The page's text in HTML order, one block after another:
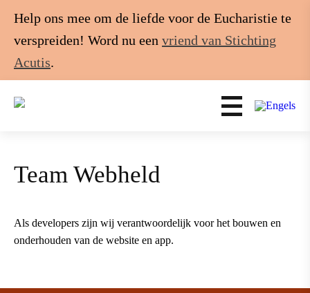
Help ons mee om de liefde voor de Eucharistie te
verspreiden! Word nu een vriend van Stichting
Acutis.
Team Webheld
Als developers zijn wij verantwoordelijk voor het bouwen en
onderhouden van de website en app.